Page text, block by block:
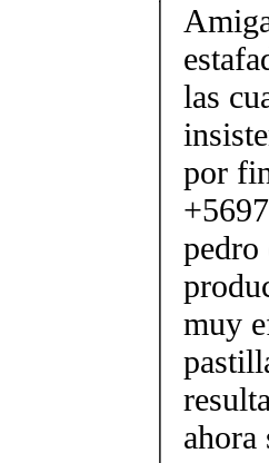
las
por
pedro
muy
ahora